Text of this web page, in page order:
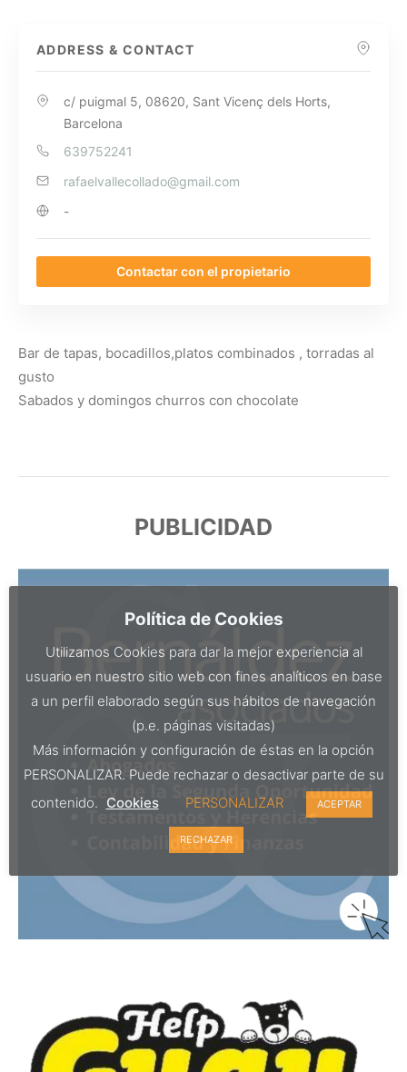
ADDRESS & CONTACT
c/ puigmal 5, 08620, Sant Vicenç dels Horts,
Barcelona
639752241
rafaelvallecollado@gmail.com
-
Contactar con el propietario
Bar de tapas, bocadillos,platos combinados , torradas al
gusto
Sabados y domingos churros con chocolate
PUBLICIDAD
Política de Cookies
Utilizamos Cookies para dar la mejor experiencia al
usuario en nuestro sitio web con fines analíticos en base
a un perfil elaborado según sus hábitos de navegación
(p.e. páginas visitadas)
Más información y configuración de éstas en la opción
PERSONALIZAR. Puede rechazar o desactivar parte de su
contenido. Cookies PERSONALIZAR ACEPTAR
RECHAZAR